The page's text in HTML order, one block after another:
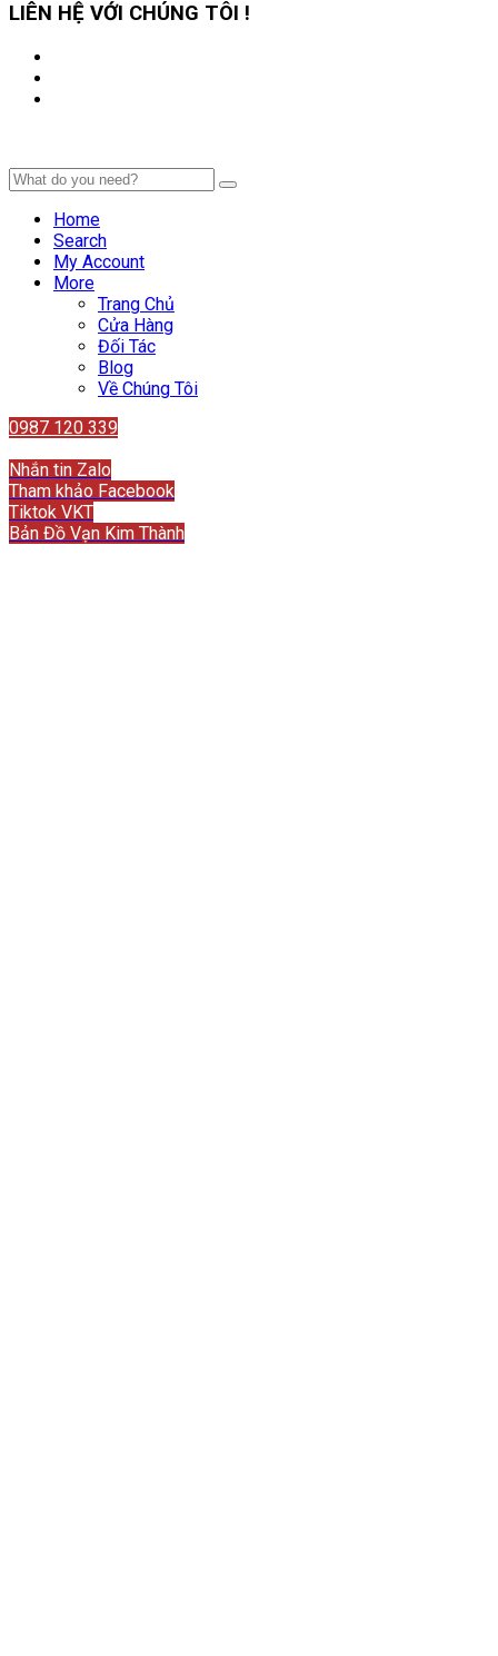
LIÊN HỆ VỚI CHÚNG TÔI !
Home
Search
My Account
More
Trang Chủ
Cửa Hàng
Đối Tác
Blog
Về Chúng Tôi
0987 120 339
Nhắn tin Zalo
Tham khảo Facebook
Tiktok VKT
Bản Đồ Vạn Kim Thành